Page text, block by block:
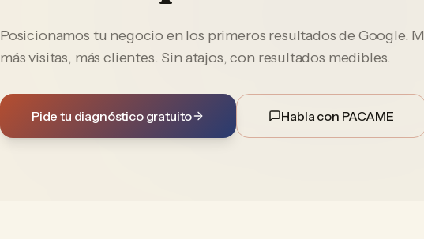
Posicionamos tu negocio en los primeros resultados de Google.
más visitas, más clientes. Sin atajos, con resultados medibles.
Pide tu diagnóstico gratuito Habla con PACAME